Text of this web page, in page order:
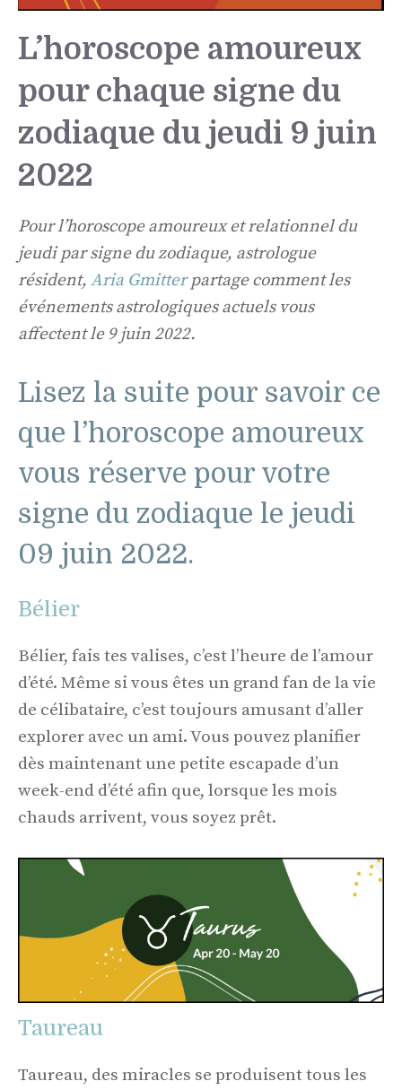
L’horoscope amoureux
pour chaque signe du
zodiaque du jeudi 9 juin
2022
Pour l’horoscope amoureux et relationnel du
jeudi par signe du zodiaque, astrologue
résident, Aria Gmitterpartage comment les
événements astrologiques actuels vous
affectent le 9 juin 2022.
Lisez la suite pour savoir ce
que l’horoscope amoureux
vous réserve pour votre
signe du zodiaque le jeudi
09 juin 2022.
Bélier
Bélier, fais tes valises, c’est l’heure de l’amour
d’été. Même si vous êtes un grand fan de la vie
de célibataire, c’est toujours amusant d’aller
explorer avec un ami. Vous pouvez planifier
dès maintenant une petite escapade d’un
week-end d’été afin que, lorsque les mois
chauds arrivent, vous soyez prêt.
Taureau
Taureau, des miracles se produisent tous les